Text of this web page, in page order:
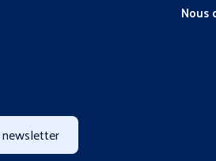
newsletter
Nous